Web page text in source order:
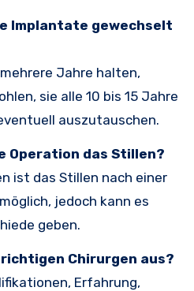
Jahre halten,
sie alle 10 bis 15 Jahre
auszutauschen.
Operation das Stillen?
ist das Stillen nach einer
jedoch kann es
geben.
richtigen Chirurgen aus?
Erfahrung,